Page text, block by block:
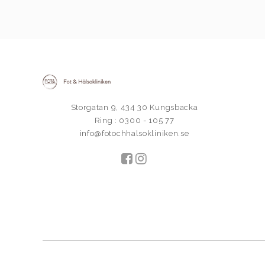
Storgatan 9, 434 30 Kungsbacka
Ring : 0300 - 105 77
info@fotochhalsokliniken.se